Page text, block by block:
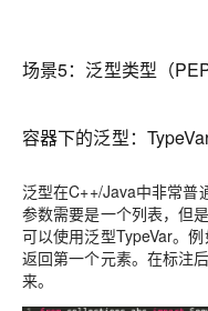
场景5： 泛型类型（
容器下的泛型：
泛型在C++/Java中非常普
参数需要是一个列表，但
可以使用泛型TypeVar。例
返回第一个元素。在标注
来。